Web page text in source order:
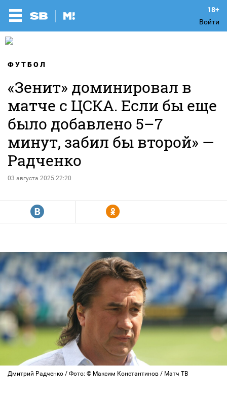
Войти
ФУТБОЛ
«Зенит» доминировал в
матче с ЦСКА. Если бы еще
было добавлено 5–7
минут, забил бы второй» —
Радченко
03 августа 2025 22:20
R Y
Дмитрий Радченко / Фото: © Максим Константинов / Матч ТВ